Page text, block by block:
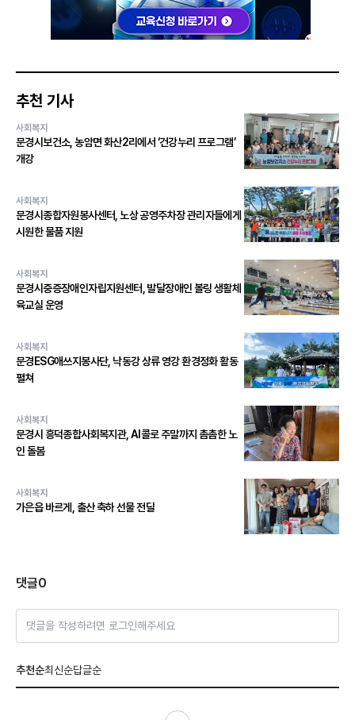
추천 기사
사회복지
문경시보건소, 농암면 화산2리에서 ‘건강누리 프로그램’
개강
사회복지
문경시종합자원봉사센터, 노상 공영주차장 관리자들에게
시원한 물품 지원
사회복지
문경시중증장애인자립지원센터, 발달장애인 볼링 생활체
육교실 운영
사회복지
문경ESG애쓰지봉사단, 낙동강 상류 영강 환경정화 활동
펼쳐
사회복지
문경시 흥덕종합사회복지관, AI콜로 주말까지 촘촘한 노
인 돌봄
사회복지
가은읍 바르게, 출산 축하 선물 전달
댓글0
댓글을 작성하려면 로그인해주세요
추천순최신순답글순